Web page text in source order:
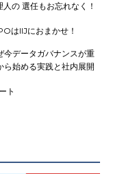
の 選任もお忘れなく！
はIIJにおまかせ！
今データガバナンスが重
始める実践と社内展開
ト